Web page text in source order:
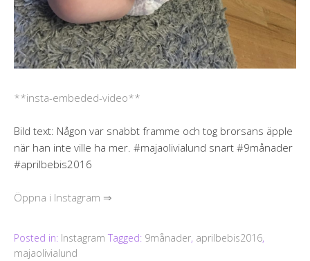
**insta-embeded-video**
Bild text: Någon var snabbt framme och tog brorsans äpple
när han inte ville ha mer. #majaolivialund snart #9månader
#aprilbebis2016
Öppna i Instagram ⇒
Posted in: Instagram Tagged: 9månader, aprilbebis2016,
majaolivialund